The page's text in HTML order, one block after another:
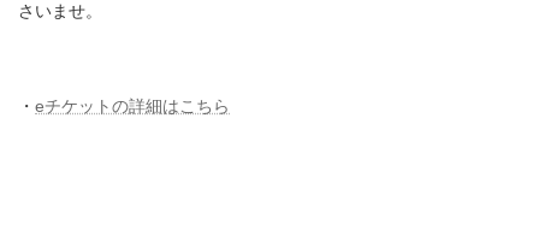
さいませ。
・ eチケットの詳細はこちら